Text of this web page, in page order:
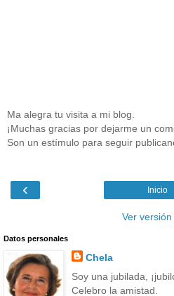
Ma alegra tu visita a mi blog.
¡Muchas gracias por dejarme un
Son un estímulo para seguir
‹ Inicio
Ver versión
Datos personales
Chela
Soy una jubilada,
Celebro la amistad.